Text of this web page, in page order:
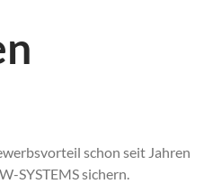
schon seit Jahren
SYSTEMS sichern.